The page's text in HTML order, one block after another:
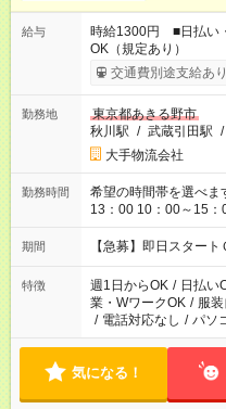
給与
時給1300円 ■日払い
OK（規定あり）
交通費別途支給あり
勤務地
東京都あきる野市
秋川駅 / 武蔵引田駅 /
大手物流会社
勤務時間
希望の時間帯を選べま
13：00 10：00～15
シフト例：8時間～＞
22：00～翌6：00 な
期間 【急募】即日スター
特徴 週1日からOK / 日払い
業・WワークOK / 服
/ 電話対応なし / パソ
気になる！